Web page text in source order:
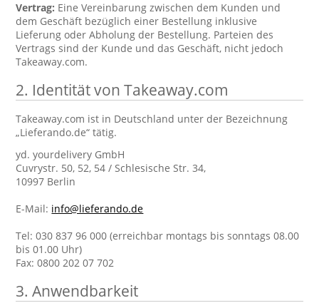
Vertrag: Eine Vereinbarung zwischen dem Kunden und
dem Geschäft bezüglich einer Bestellung inklusive
Lieferung oder Abholung der Bestellung. Parteien des
Vertrags sind der Kunde und das Geschäft, nicht jedoch
Takeaway.com.
2. Identität von Takeaway.com
Takeaway.com ist in Deutschland unter der Bezeichnung
„Lieferando.de“ tätig.
yd. yourdelivery GmbH
Cuvrystr. 50, 52, 54 / Schlesische Str. 34,
10997 Berlin
E-Mail: info@lieferando.de
Tel: 030 837 96 000 (erreichbar montags bis sonntags 08.00
bis 01.00 Uhr)
Fax: 0800 202 07 702
3. Anwendbarkeit